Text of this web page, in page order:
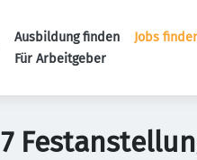
Ausbildung finden Jobs
Für Arbeitgeber
7